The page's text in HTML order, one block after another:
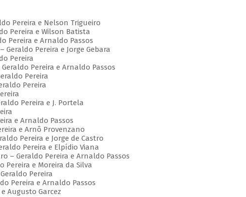
Pereira e Nelson Trigueiro
Pereira e Wilson Batista
Pereira e Arnaldo Passos
Pereira e Jorge Gebara
Pereira
Pereira e Arnaldo Passos
Pereira
Pereira
Pereira e J. Portela
e Arnaldo Passos
e Arnô Provenzano
Pereira e Jorge de Castro
Pereira e Elpídio Viana
– Geraldo Pereira e Arnaldo Passos
Pereira e Moreira da Silva
Pereira
Pereira e Arnaldo Passos
Augusto Garcez